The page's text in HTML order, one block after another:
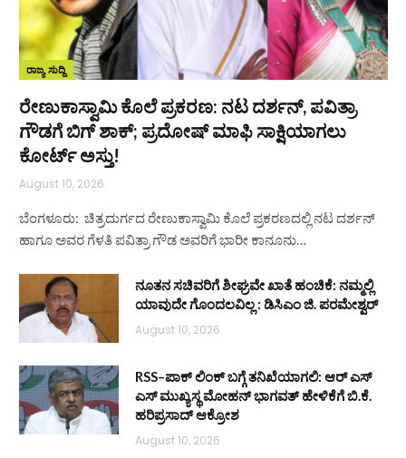
ರಾಜ್ಯ ಸುದ್ದಿ
ರೇಣುಕಾಸ್ವಾಮಿ ಕೊಲೆ ಪ್ರಕರಣ: ನಟ ದರ್ಶನ್‌, ಪವಿತ್ರಾ
ಗೌಡಗೆ ಬಿಗ್‌ ಶಾಕ್; ಪ್ರದೋಷ್‌ ಮಾಫಿ ಸಾಕ್ಷಿಯಾಗಲು
ಕೋರ್ಟ್‌ ಅಸ್ತು!
August 10, 2026
ಬೆಂಗಳೂರು: ಚಿತ್ರದುರ್ಗದ ರೇಣುಕಾಸ್ವಾಮಿ ಕೊಲೆ ಪ್ರಕರಣದಲ್ಲಿ ನಟ ದರ್ಶನ್‌
ಹಾಗೂ ಅವರ ಗೆಳತಿ ಪವಿತ್ರಾ ಗೌಡ ಅವರಿಗೆ ಭಾರೀ ಕಾನೂನು…
ನೂತನ ಸಚಿವರಿಗೆ ಶೀಘ್ರವೇ ಖಾತೆ ಹಂಚಿಕೆ: ನಮ್ಮಲ್ಲಿ
ಯಾವುದೇ ಗೊಂದಲವಿಲ್ಲ : ಡಿಸಿಎಂ ಜಿ. ಪರಮೇಶ್ವರ್
August 10, 2026
RSS–ಪಾಕ್ ಲಿಂಕ್ ಬಗ್ಗೆ ತನಿಖೆಯಾಗಲಿ: ಆರ್‌ ಎಸ್‌
ಎಸ್ ಮುಖ್ಯಸ್ಥ ಮೋಹನ್ ಭಾಗವತ್ ಹೇಳಿಕೆಗೆ ಬಿ.ಕೆ.
ಹರಿಪ್ರಸಾದ್ ಆಕ್ರೋಶ
August 10, 2026